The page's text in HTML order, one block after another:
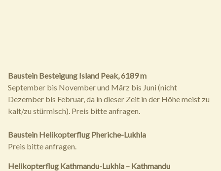
Baustein Besteigung Island Peak, 6189 m
September bis November und März bis Juni (nicht
Dezember bis Februar, da in dieser Zeit in der Höhe meist zu
kalt/zu stürmisch). Preis bitte anfragen.
Baustein Helikopterflug Pheriche-Lukhla
Preis bitte anfragen.
Helikopterflug Kathmandu-Lukhla – Kathmandu